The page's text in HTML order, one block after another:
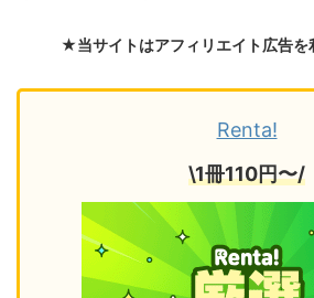
★当サイトはアフィリエイト広告
Renta!
\1冊110円〜/